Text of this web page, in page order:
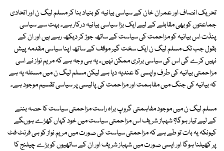
تحریک انصاف اور عمران خان کے سیاسی بیانیہ کو بنیاد بنا کر مسلم لیگ ن اور اتحادی
جماعتوں کو بھی مقابلے کے لیے ایک بڑا سیاسی بیانیہ درکار ہے۔ بہت سے سیاسی
پنڈت اس بیانیہ کو مزاحمت کی سیاست کے ساتھ جوڑ کر دیکھ رہے ہیں اور ان کے
بقول جب تک مسلم لیگ ن ایک سخت گیر موقف کے ساتھ اپنا سیاسی مقدمہ پیش
نہیں کرے گی اس کی سیاسی برتری ممکن نہیں۔ یہ ہی وجہ ہے کہ مریم نواز نے اسی
مزاحمتی بیانیہ کی طرف واپسی کا عندیہ دیا ہے لیکن مسلم لیگ ن میں مسئلہ یہ ہے
کہ بیانیہ کی جنگ میں مفاہمت اور مزاحمت کی پالیسی پر سیاسی تقسیم موجود ہے۔
مسلم لیگ ن میں موجود مفاہمتی گروپ براہ راست مزاحمتی سیاست کا حصہ بننے
کے لیے تیار ہوگا؟ شہباز شریف اس مزاحمتی سیاست میں خود کہاں کھڑے ہوںگے
کیونکہ یہ بات تو طے ہے کہ مزاحمتی سیاست کی صورت میں مریم نواز کو ہی فرنٹ فٹ
پر کھیلنا ہوگا اور ایسی صورت میں شہباز شریف اور ان کے ساتھیوں کو بڑے چیلنج کا